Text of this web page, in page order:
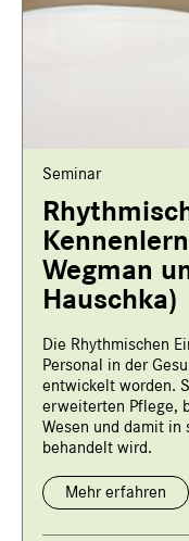
Seminar
Wegman
Hauschka)
Die Rhythmischen
Personal in der
entwickelt worden.
erweiterten Pflege,
Wesen und damit in
behandelt wird.
Mehr erfahren